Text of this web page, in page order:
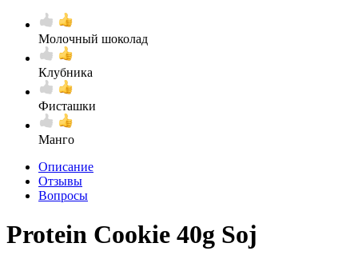
Молочный шоколад
Клубника
Фисташки
Манго
Описание
Отзывы
Вопросы
Protein Cookie 40g Soj